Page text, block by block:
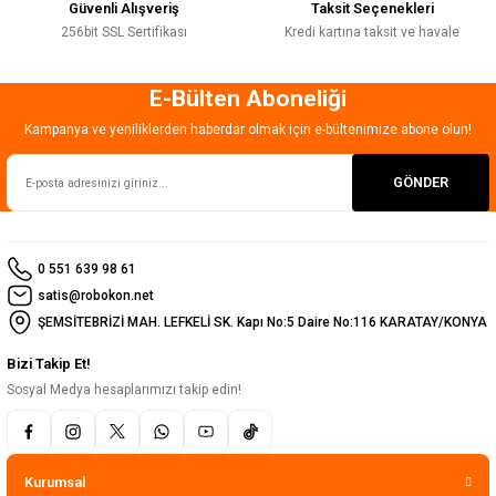
Gönder
Güvenli Alışveriş
256bit SSL Sertifikası
Taksit Seçenekleri
Kredi kartına taksit ve havale
E-Bülten Aboneliği
Kampanya ve yeniliklerden haberdar olmak için e-bültenimize abone olun!
GÖNDER
0 551 639 98 61
satis@robokon.net
ŞEMSİTEBRİZİ MAH. LEFKELİ SK. Kapı No:5 Daire No:116 KARATAY/KONYA
Bizi Takip Et!
Sosyal Medya hesaplarımızı takip edin!
Kurumsal